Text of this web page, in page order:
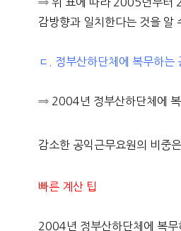
감방향과 일치한다는 것을 알
ㄷ. 정부산하단체에 복무하
⇒ 2004년 정부산하단체에
감소한 공익근무요원의 비중은
빠른 계산 팁
2004년 정부산하단체에 복